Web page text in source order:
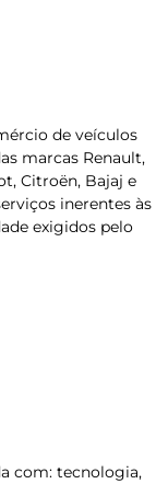
de veículos
marcas Renault,
Citroën, Bajaj e
inerentes às
exigidos pelo
com: tecnologia,